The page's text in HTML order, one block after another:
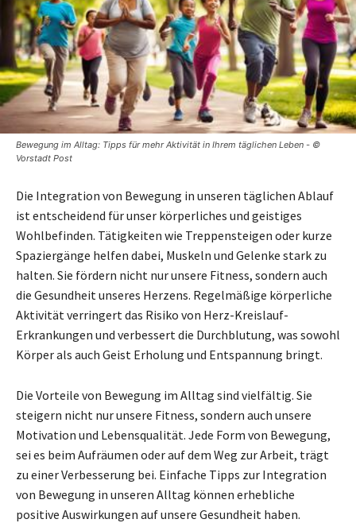
Bewegung im Alltag: Tipps für mehr Aktivität in Ihrem täglichen Leben - ©
Vorstadt Post
Die Integration von Bewegung in unseren täglichen Ablauf
ist entscheidend für unser körperliches und geistiges
Wohlbefinden. Tätigkeiten wie Treppensteigen oder kurze
Spaziergänge helfen dabei, Muskeln und Gelenke stark zu
halten. Sie fördern nicht nur unsere Fitness, sondern auch
die Gesundheit unseres Herzens. Regelmäßige körperliche
Aktivität verringert das Risiko von Herz-Kreislauf-
Erkrankungen und verbessert die Durchblutung, was sowohl
Körper als auch Geist Erholung und Entspannung bringt.
Die Vorteile von Bewegung im Alltag sind vielfältig. Sie
steigern nicht nur unsere Fitness, sondern auch unsere
Motivation und Lebensqualität. Jede Form von Bewegung,
sei es beim Aufräumen oder auf dem Weg zur Arbeit, trägt
zu einer Verbesserung bei. Einfache Tipps zur Integration
von Bewegung in unseren Alltag können erhebliche
positive Auswirkungen auf unsere Gesundheit haben.